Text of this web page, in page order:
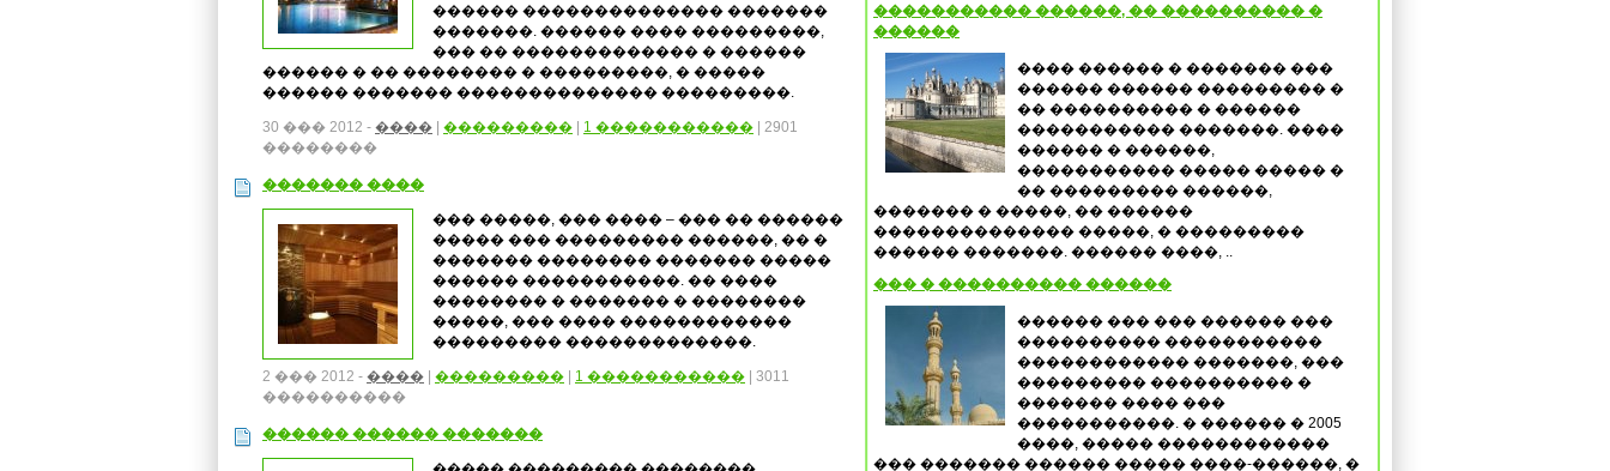
������ �������������� �������
�������. ������ ���� ���������,
��� �� ������������� � ������
������ � �� �������� � ���������, � �����
������ ������� �������������� ���������.
30 ��� 2012 - ���� ��������� 1 ����������� | 2901
��������
������� ����
��� �����, ��� ���� – ��� �� ������
����� ��� ��������� ������, �� �
������� �������� ������� �����
������ �����������. �� ����
�������� � ������� � ��������
�����, ��� ���� ������������
��������� �������������.
2 ��� 2012 - ���� ��������� 1 ����������� | 3011
����������
������ ������ �������
����������� ������, �� ���������� �
������
���� ������ � ������� ���
������ ������ ��������� �
�� ���������� � ������
����������� �������. ����
������ � ������,
����������� ����� ����� �
�� ��������� ������,
������� � �����, �� ������
�������������� �����, � ���������
������ �������. ������ ����, ..
��� � ���������� ������
������ ��� ��� ������ ���
���������� �����������
������������ �������, ���
��������� ���������� �
������� ���� ���
�����������. � ������ � 2005
����, ����� ������������
��� ������� ������ ����� ����-������, �